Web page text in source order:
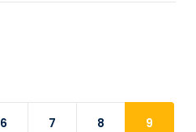
6 7 8 9